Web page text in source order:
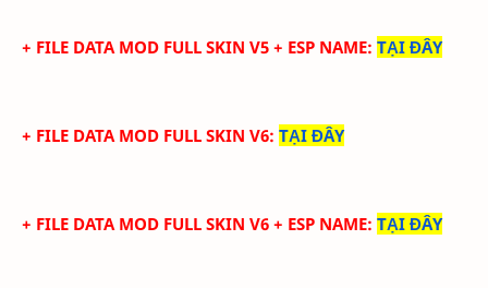
+ FILE DATA MOD FULL SKIN V5 + ESP NAME: TẠI ĐÂY
+ FILE DATA MOD FULL SKIN V6: TẠI ĐÂY
+ FILE DATA MOD FULL SKIN V6 + ESP NAME: TẠI ĐÂY